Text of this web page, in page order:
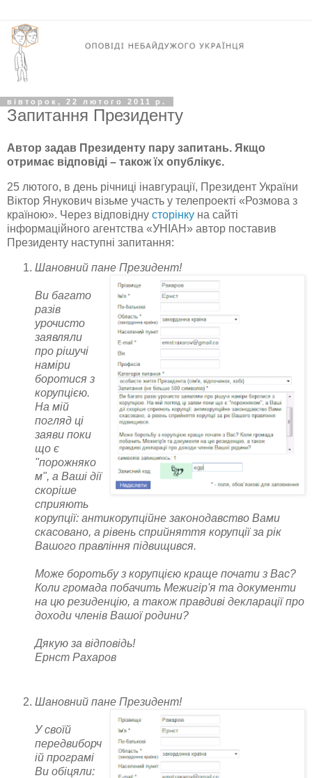
вівторок, 22 лютого 2011 р.
Запитання Президенту
Автор задав Президенту пару запитань. Якщо
отримає відповіді – також їх опублікує.
25 лютого, в день річниці інавгурації, Президент України
Віктор Янукович візьме участь у телепроекті «Розмова з
країною». Через відповідну сторінку на сайті
інформаційного агентства «УНІАН» автор поставив
Президенту наступні запитання:
Шановний пане Президент!
Ви багато
разів
урочисто
заявляли
про рішучі
наміри
боротися з
корупцією.
На мій
погляд ці
заяви поки
що є
"порожняко
м", а Ваші дії
скоріше
сприяють
корупції: антикорупційне законодавство Вами
скасовано, а рівень сприйняття корупції за рік
Вашого правління підвищився.
Може боротьбу з корупцією краще почати з Вас?
Коли громада побачить Межигір'я та документи
на цю резиденцію, а також правдиві декларації про
доходи членів Вашої родини?
Дякую за відповідь!
Ернст Рахаров
Шановний пане Президент!
У своїй
передвиборч
ій програмі
Ви обіцяли: